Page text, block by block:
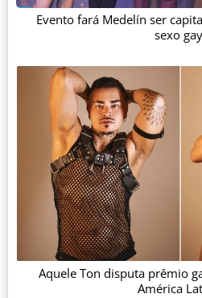
Evento fará Medelín ser
sexo gay
Aquele Ton disputa prêmio
América